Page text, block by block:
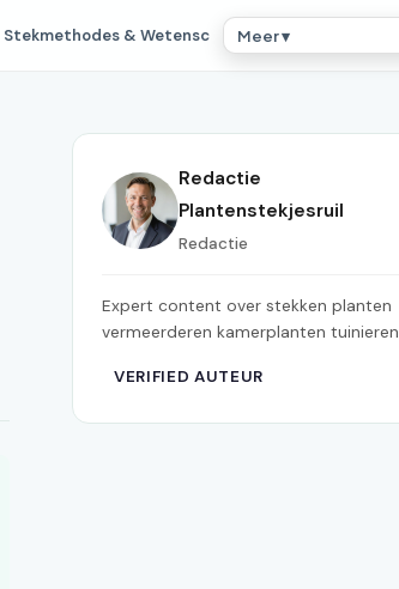
Stekmethodes & Wetensc Meer ▾
Redactie
Plantenstekjesruil
Redactie
Expert content over stekken planten
vermeerderen kamerplanten tuinieren
VERIFIED AUTEUR